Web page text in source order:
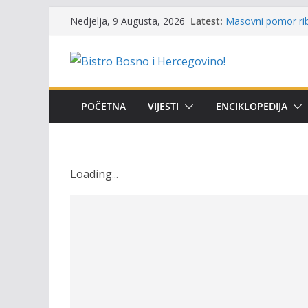
content
Nedjelja, 9 Augusta, 2026 Latest: Masovni pomor
Obavještenje
osobe sa
POČETNA VIJESTI ENCIKLOPEDIJA
Loading...